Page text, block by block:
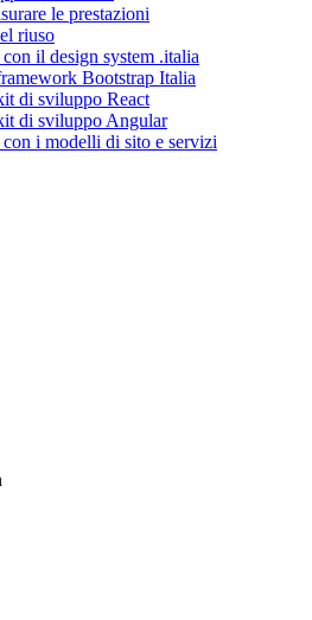
le prestazioni
riuso
il design system .italia
Bootstrap Italia
di sviluppo React
di sviluppo Angular
i modelli di sito e servizi